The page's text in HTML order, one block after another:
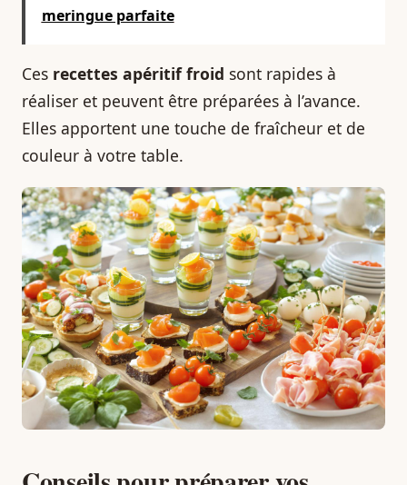
meringue parfaite
Ces recettes apéritif froid sont rapides à
réaliser et peuvent être préparées à l’avance.
Elles apportent une touche de fraîcheur et de
couleur à votre table.